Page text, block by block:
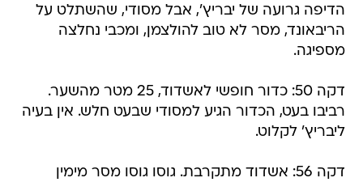
הדיפה גרועה של יבריץ', אבל מסודי, שהשתלט על
הריבאונד, מסר לא טוב להולצמן, ומכבי נחלצה
מספיגה.
דקה 50: כדור חופשי לאשדוד, 25 מטר מהשער.
רביבו בעט, הכדור הגיע למסודי שבעט חלש. אין בעיה
ליבריץ' לקלוט.
דקה 56: אשדוד מתקרבת. גוסו גוסו מסר מימין